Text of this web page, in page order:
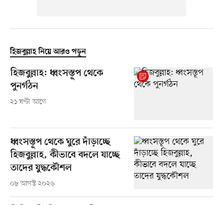
হিজবুল্লাহ নিয়ে আরও পড়ুন
হিজবুল্লাহ: ধ্বংসস্তূপ থেকে
পুনর্গঠন
২১ ঘণ্টা আগে
ধ্বংসস্তূপ থেকে ঘুরে দাঁড়াচ্ছে
হিজবুল্লাহ, কীভাবে বদলে যাচ্ছে
তাদের যুদ্ধকৌশল
০৮ আগস্ট ২০২৬